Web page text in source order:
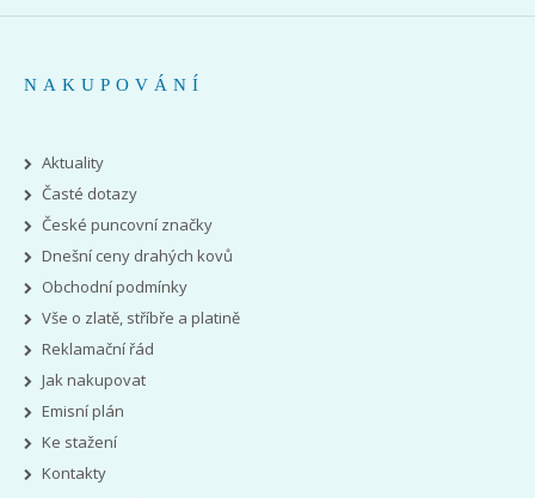
NAKUPOVÁNÍ
Aktuality
Časté dotazy
České puncovní značky
Dnešní ceny drahých kovů
Obchodní podmínky
Vše o zlatě, stříbře a platině
Reklamační řád
Jak nakupovat
Emisní plán
Ke stažení
Kontakty